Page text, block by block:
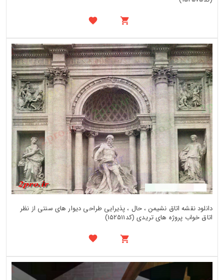
دانلود نقشه اتاق نشیمن ، حال ، پذیرایی طراحی دیوار های سنتی از نظر
اتاق خواب پروژه های تریدی (کد152511)